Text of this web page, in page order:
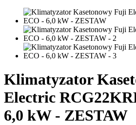
Klimatyzator
Electric
6,0 kW - ZESTAW